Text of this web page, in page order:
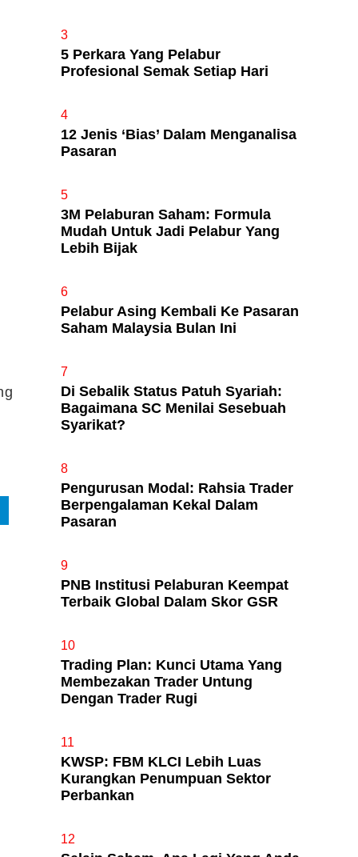
3
5 Perkara Yang Pelabur
Profesional Semak Setiap Hari
4
12 Jenis ‘Bias’ Dalam Menganalisa
Pasaran
5
3M Pelaburan Saham: Formula
Mudah Untuk Jadi Pelabur Yang
Lebih Bijak
6
Pelabur Asing Kembali Ke Pasaran
Saham Malaysia Bulan Ini
7
Di Sebalik Status Patuh Syariah:
Bagaimana SC Menilai Sesebuah
Syarikat?
8
Pengurusan Modal: Rahsia Trader
Berpengalaman Kekal Dalam
Pasaran
9
PNB Institusi Pelaburan Keempat
Terbaik Global Dalam Skor GSR
10
Trading Plan: Kunci Utama Yang
Membezakan Trader Untung
Dengan Trader Rugi
11
KWSP: FBM KLCI Lebih Luas
Kurangkan Penumpuan Sektor
Perbankan
12